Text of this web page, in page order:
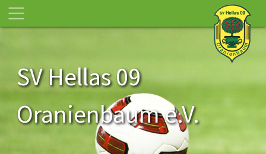
SV Hellas 09
Oranienbaum e.V.